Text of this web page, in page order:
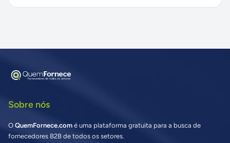
Sobre nós
O QuemFornece.com é uma plataforma gratuita para a busca de
fornecedores B2B de todos os setores.